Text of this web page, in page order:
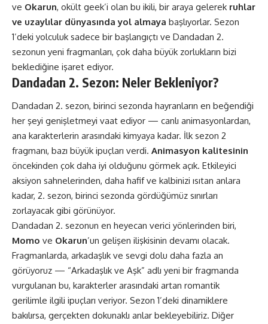
ve Okarun, okült geek’i olan bu ikili, bir araya gelerek ruhlar
ve uzaylılar dünyasında yol almaya başlıyorlar. Sezon
1’deki yolculuk sadece bir başlangıçtı ve Dandadan 2.
sezonun yeni fragmanları, çok daha büyük zorlukların bizi
beklediğine işaret ediyor.
Dandadan 2. Sezon: Neler Bekleniyor?
Dandadan 2. sezon, birinci sezonda hayranların en beğendiği
her şeyi genişletmeyi vaat ediyor — canlı animasyonlardan,
ana karakterlerin arasındaki kimyaya kadar. İlk sezon 2
fragmanı, bazı büyük ipuçları verdi. Animasyon kalitesinin
öncekinden çok daha iyi olduğunu görmek açık. Etkileyici
aksiyon sahnelerinden, daha hafif ve kalbinizi ısıtan anlara
kadar, 2. sezon, birinci sezonda gördüğümüz sınırları
zorlayacak gibi görünüyor.
Dandadan 2. sezonun en heyecan verici yönlerinden biri,
Momo ve Okarun’un gelişen ilişkisinin devamı olacak.
Fragmanlarda, arkadaşlık ve sevgi dolu daha fazla an
görüyoruz — “Arkadaşlık ve Aşk” adlı yeni bir fragmanda
vurgulanan bu, karakterler arasındaki artan romantik
gerilimle ilgili ipuçları veriyor. Sezon 1’deki dinamiklere
bakılırsa, gerçekten dokunaklı anlar bekleyebiliriz. Diğer